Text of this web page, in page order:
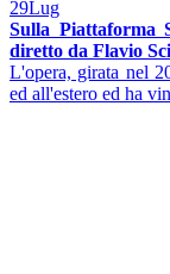
29Lug
Sulla Piattaforma
diretto da Flavio
L'opera, girata nel
ed all'estero ed ha